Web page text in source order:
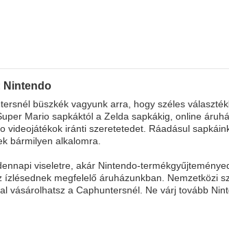
Nintendo
büszkék vagyunk arra, hogy széles
Mario sapkáktól a Zelda sapkákig, online
videojátékok iránti szeretetedet. Ráadásul
bármilyen alkalomra.
viseletre, akár Nintendo-
ízlésednek megfelelő áruházunkban. Nemzetközi
vásárolhatsz a Caphuntersnél. Ne várj tovább